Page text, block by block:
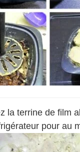
la terrine de film
pour au